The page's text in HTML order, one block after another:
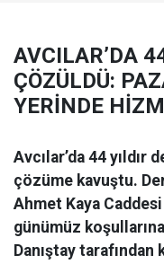
AVCILAR’DA
ÇÖZÜLDÜ:
YERİNDE
Avcılar’da 44 yıldır
çözüme kavuştu.
Ahmet Kaya
günümüz
Danıştay tarafından